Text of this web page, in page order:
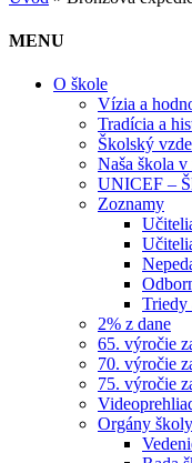
MENU
O škole
Vízia a
Tradícia a
Školský
Naša škola v
UNICEF –
Zoznamy
Triedy
2% z dane
65. výročie
70. výročie
75. výročie
Orgány školy